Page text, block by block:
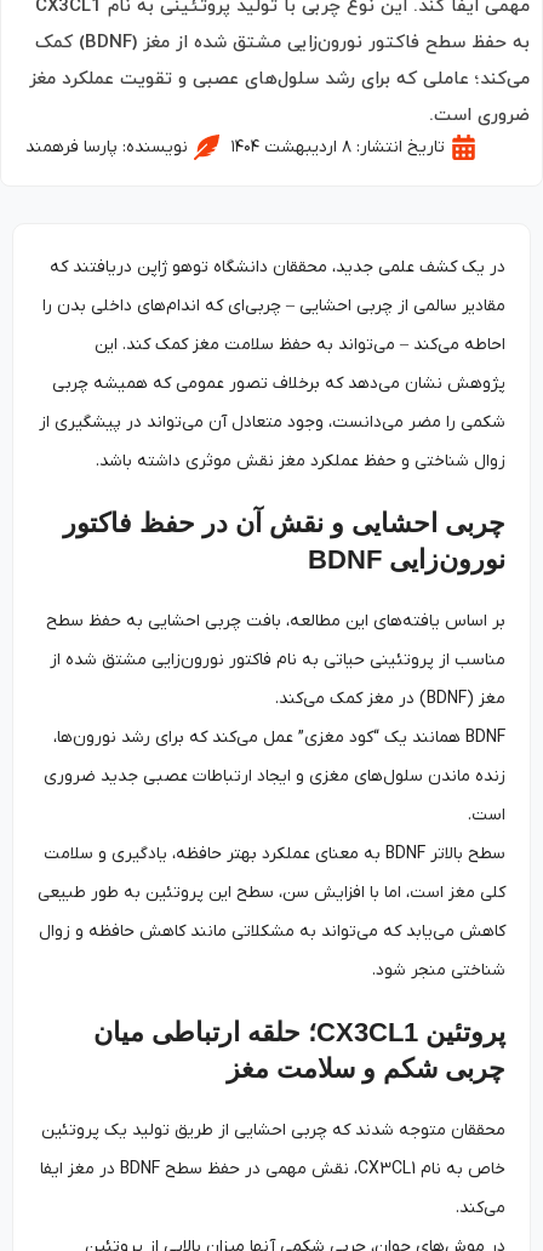
مهمی ایفا کند. این نوع چربی با تولید پروتئینی به نام CX3CL1
به حفظ سطح فاکتور نورون‌زایی مشتق شده از مغز (BDNF) کمک
عاملی که برای رشد سلول‌های عصبی و تقویت عملکرد مغز
است.
تاریخ انتشار: ۸ اردیبهشت ۱۴۰۴ نویسنده:پارسا فرهمند
در یک کشف علمی جدید، محققان دانشگاه توهو ژاپن دریافتند که
مقادیر سالمی از چربی احشایی – چربی‌ای که اندام‌های داخلی بدن را
احاطه می‌کند – می‌تواند به حفظ سلامت مغز کمک کند. این
پژوهش نشان می‌دهد که برخلاف تصور عمومی که همیشه چربی
شکمی را مضر می‌دانست، وجود متعادل آن می‌تواند در پیشگیری از
زوال شناختی و حفظ عملکرد مغز نقش موثری داشته باشد.
چربی احشایی و نقش آن در حفظ فاکتور
نورون‌زایی BDNF
بر اساس یافته‌های این مطالعه، بافت چربی احشایی به حفظ سطح
مناسب از پروتئینی حیاتی به نام فاکتور نورون‌زایی مشتق شده از
مغز (BDNF) در مغز کمک می‌کند.
BDNF همانند یک “کود مغزی” عمل می‌کند که برای رشد نورون‌ها،
زنده ماندن سلول‌های مغزی و ایجاد ارتباطات عصبی جدید ضروری
است.
سطح بالاتر BDNF به معنای عملکرد بهتر حافظه، یادگیری و سلامت
کلی مغز است، اما با افزایش سن، سطح این پروتئین به طور طبیعی
کاهش می‌یابد که می‌تواند به مشکلاتی مانند کاهش حافظه و زوال
شناختی منجر شود.
پروتئین CX3CL1؛ حلقه ارتباطی میان
چربی شکم و سلامت مغز
محققان متوجه شدند که چربی احشایی از طریق تولید یک پروتئین
خاص به نام CX3CL1، نقش مهمی در حفظ سطح BDNF در مغز ایفا
می‌کند.
در موش‌های جوان، چربی شکمی آنها میزان بالایی از پروتئین